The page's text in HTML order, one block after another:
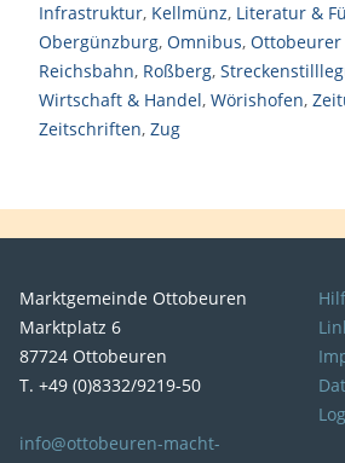
Infrastruktur, Kellmünz, Literatur &
Obergünzburg, Omnibus,
Reichsbahn, Roßberg,
Wirtschaft & Handel, Wörishofen,
Zeitschriften, Zug
Marktgemeinde Ottobeuren
Marktplatz 6
87724 Ottobeuren
T. +49 (0)8332/9219-50
info@ottobeuren-macht-